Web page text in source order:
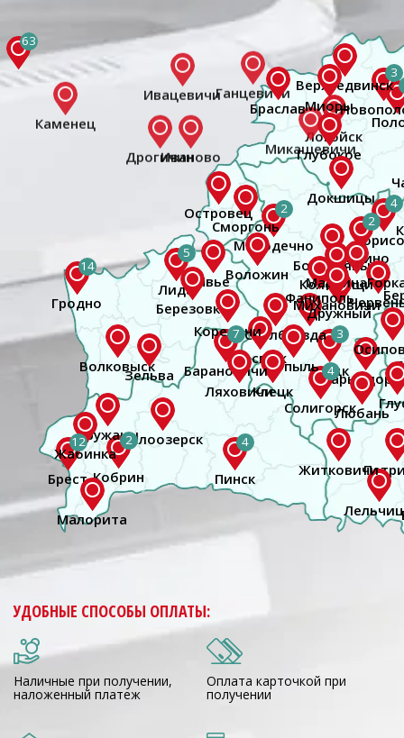
63
2 4
3
2
4
Брест
12 4
7
2
2
3
Гродно
14
5
УДОБНЫЕ СПОСОБЫ ОПЛАТЫ:
Наличные при получении,
наложенный платеж
Оплата карточкой при
получении